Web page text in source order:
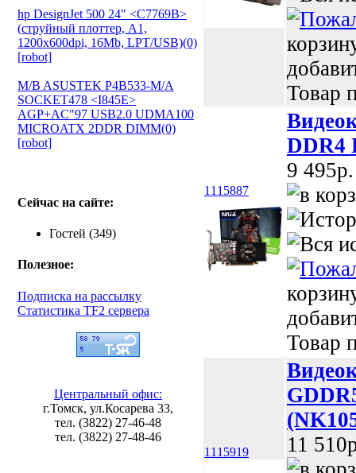
hp DesignJet 500 24" <C7769B>
(струйный плоттер, A1,
1200х600dpi, 16Mb, LPT/USB)(0)
[robot]
M/B ASUSTEK P4B533-M/A
SOCKET478 <I845E>
AGP+AC"97 USB2.0 UDMA100
MICROATX 2DDR DIMM(0)
[robot]
Сейчас на сайте:
Гостей (349)
Полезное:
Подписка на рассылку
Статистика TF2 сервера
Центральный офис:
г.Томск, ул.Косарева 33,
тел. (3822) 27-46-48
тел. (3822) 27-48-46
Товар
1115887
DDR4
9 495p.
Товар
1115919
11